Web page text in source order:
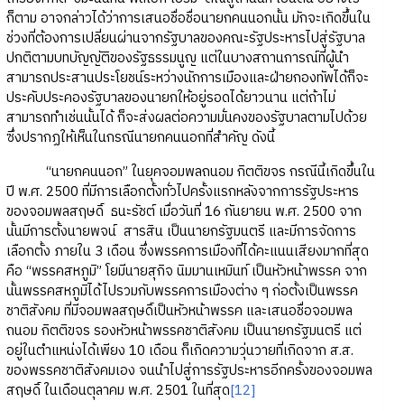
ก็ตาม อาจกล่าวได้ว่าการเสนอชื่อชื่อนายกคนนอกนั้น มักจะเกิดขึ้นใน
ช่วงที่ต้องการเปลี่ยนผ่านจากรัฐบาลของคณะรัฐประหารไปสู่รัฐบาล
ปกติตามบทบัญญัติของรัฐธรรมนูญ แต่ในบางสถานการณ์ที่ผู้นำ
สามารถประสานประโยชน์ระหว่างนักการเมืองและฝ่ายกองทัพได้ก็จะ
ประคับประคองรัฐบาลของนายกให้อยู่รอดได้ยาวนาน แต่ถ้าไม่
สามารถทำเช่นนั้นได้ ก็จะส่งผลต่อความมั่นคงของรัฐบาลตามไปด้วย
ซึ่งปรากฏให้เห็นในกรณีนายกคนนอกที่สำคัญ ดังนี้
“นายกคนนอก” ในยุคจอมพลถนอม กิตติขจร กรณีนี้เกิดขึ้นใน
ปี พ.ศ. 2500 ที่มีการเลือกตั้งทั่วไปครั้งแรกหลังจากการรัฐประหาร
ของจอมพลสฤษดิ์ ธนะรัชต์ เมื่อวันที่ 16 กันยายน พ.ศ. 2500 จาก
นั้นมีการตั้งนายพจน์ สารสิน เป็นนายกรัฐมนตรี และมีการจัดการ
เลือกตั้ง ภายใน 3 เดือน ซึ่งพรรคการเมืองที่ได้คะแนนเสียงมากที่สุด
คือ “พรรคสหภูมิ” โยมีนายสุกิจ นิมมานเหมินท์ เป็นหัวหน้าพรรค จาก
นั้นพรรคสหภูมิได้ไปรวมกับพรรคการเมืองต่าง ๆ ก่อตั้งเป็นพรรค
ชาติสังคม ที่มีจอมพลสฤษดิ์เป็นหัวหน้าพรรค และเสนอชื่อจอมพล
ถนอม กิตติขจร รองหัวหน้าพรรคชาติสังคม เป็นนายกรัฐมนตรี แต่
อยู่ในตำแหน่งได้เพียง 10 เดือน ก็เกิดความวุ่นวายที่เกิดจาก ส.ส.
ของพรรคชาติสังคมเอง จนนำไปสู่การรัฐประหารอีกครั้งของจอมพล
สฤษดิ์ ในเดือนตุลาคม พ.ศ. 2501 ในที่สุด[12]